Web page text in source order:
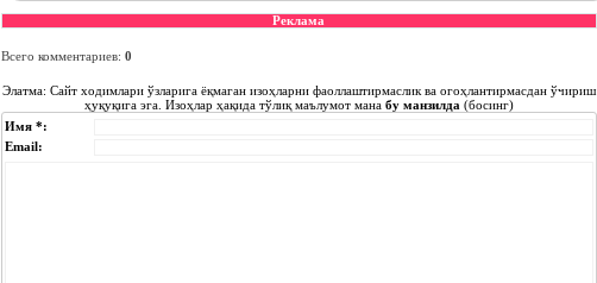
Реклама
Всего комментариев: 0
Элатма: Сайт ходимлари ўзларига ёқмаган изоҳларни фаоллаштирмаслик ва огоҳлантирмасдан ўчириш
ҳуқуқига эга. Изоҳлар ҳақида тўлиқ маълумот манабу манзилда (босинг)
Имя *:
Email: